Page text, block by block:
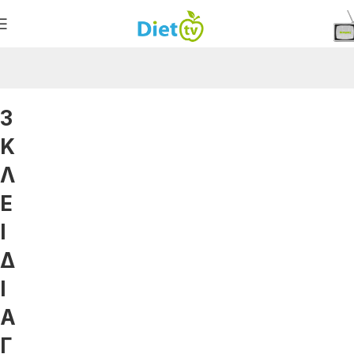
3
Κ
Λ
Ε
Ι
Δ
Ι
Α
Γ